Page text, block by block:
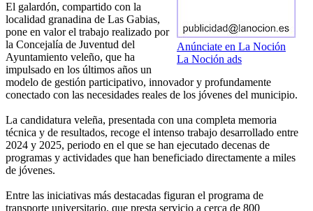
Anúnciate en La Noción
La Noción ads
El galardón, compartido con la
localidad granadina de Las Gabias,
pone en valor el trabajo realizado por
la Concejalía de Juventud del
Ayuntamiento veleño, que ha
impulsado en los últimos años un
modelo de gestión participativo, innovador y profundamente
conectado con las necesidades reales de los jóvenes del municipio.
La candidatura veleña, presentada con una completa memoria
técnica y de resultados, recoge el intenso trabajo desarrollado entre
2024 y 2025, periodo en el que se han ejecutado decenas de
programas y actividades que han beneficiado directamente a miles
de jóvenes.
Entre las iniciativas más destacadas figuran el programa de
transporte universitario, que presta servicio a cerca de 800